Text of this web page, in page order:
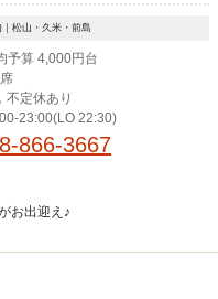
松山・久米・前島
予算 4,000円台
不定休あり
23:00(LO 22:30)
866-3667
お出迎え♪